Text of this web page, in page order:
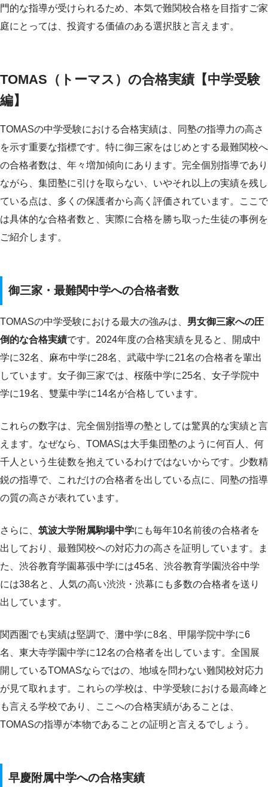
門的な指導が受けられるため、本気で難関校合格を目指すご家
庭にとっては、投資する価値のある選択肢と言えます。
TOMAS（トーマス）の合格実績【中学受験
編】
TOMASの中学受験における合格実績は、同塾の指導力の高さ
を示す重要な指標です。特に御三家をはじめとする最難関校へ
の合格者数は、年々増加傾向にあります。完全個別指導であり
ながら、集団塾に引けを取らない、いやそれ以上の実績を残し
ている点は、多くの保護者から高く評価されています。ここで
は具体的な合格者数と、実際に合格を勝ち取った生徒の事例を
ご紹介します。
御三家・最難関中学への合格者数
TOMASの中学受験における最大の強みは、 男女御三家への圧
倒的な合格実績です。2024年度の合格実績を見ると、開成中
学に32名、麻布中学に28名、武蔵中学に21名の合格者を輩出
しています。女子御三家では、桜蔭中学に25名、女子学院中
学に19名、雙葉中学に14名が合格しています。
これらの数字は、完全個別指導の塾としては驚異的な実績と言
えます。なぜなら、TOMASは大手集団塾のように何百人、何
千人という生徒数を抱えているわけではないからです。少数精
鋭の指導で、これだけの合格者を出している点に、同塾の指導
の質の高さが表れています。
さらに、 筑波大学附属駒場中学にも毎年10名前後の合格者を
出しており、最難関校への対応力の高さを証明しています。ま
た、渋谷教育学園幕張中学には45名、渋谷教育学園渋谷中学
には38名と、人気の高い渋渋・渋幕にも多数の合格者を送り
出しています。
関西圏でも実績は堅調で、灘中学に8名、甲陽学院中学に6
名、東大寺学園中学に12名の合格者を出しています。全国展
開しているTOMASならではの、地域を問わない難関校対応力
が見て取れます。これらの学校は、中学受験における最高峰と
も言える学校であり、ここへの合格実績があることは、
TOMASの指導が本物であることの証明と言えるでしょう。
早慶附属中学への合格実績